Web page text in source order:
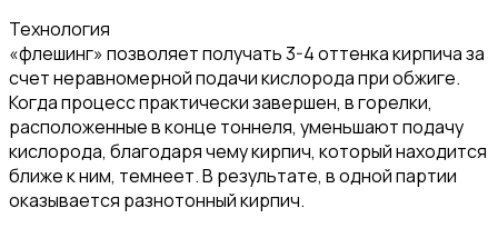
Технология
«флешинг» позволяет получать 3-4 оттенка кирпича за
счет неравномерной подачи кислорода при обжиге.
Когда процесс практически завершен, в горелки,
расположенные в конце тоннеля, уменьшают подачу
кислорода, благодаря чему кирпич, который находится
ближе к ним, темнеет. В результате, в одной партии
оказывается разнотонный кирпич.